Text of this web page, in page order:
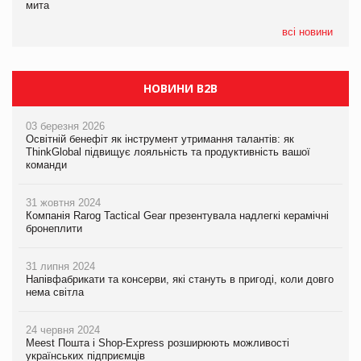
мита
всі новини
Сергій Лісунов про заморожені хлібобулочні вироби на
інтелекту
НОВИНИ B2B
03 березня 2026
Освітній бенефіт як інструмент утримання талантів: як
ThinkGlobal підвищує лояльність та продуктивність вашої
команди
31 жовтня 2024
Компанія Rarog Tactical Gear презентувала надлегкі керамічні
бронеплити
31 липня 2024
Напівфабрикати та консерви, які стануть в пригоді, коли довго
нема світла
24 червня 2024
Meest Пошта і Shop-Express розширюють можливості
українських підприємців